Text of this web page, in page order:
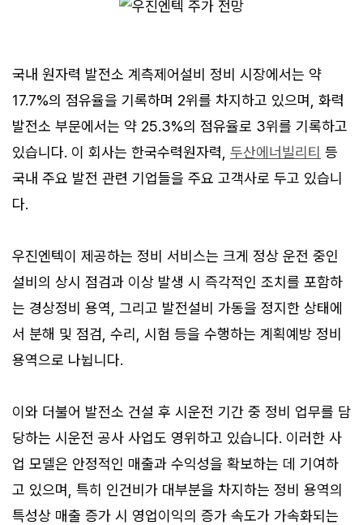
국내 원자력 발전소 계측제어설비 정비 시장에서는 약
17.7%의 점유율을 기록하며 2위를 차지하고 있으며, 화력
발전소 부문에서는 약 25.3%의 점유율로 3위를 기록하고
있습니다. 이 회사는 한국수력원자력, 두산에너빌리티 등
국내 주요 발전 관련 기업들을 주요 고객사로 두고 있습니
다.
우진엔텍이 제공하는 정비 서비스는 크게 정상 운전 중인
설비의 상시 점검과 이상 발생 시 즉각적인 조치를 포함하
는 경상정비 용역, 그리고 발전설비 가동을 정지한 상태에
서 분해 및 점검, 수리, 시험 등을 수행하는 계획예방 정비
용역으로 나뉩니다.
이와 더불어 발전소 건설 후 시운전 기간 중 정비 업무를 담
당하는 시운전 공사 사업도 영위하고 있습니다. 이러한 사
업 모델은 안정적인 매출과 수익성을 확보하는 데 기여하
고 있으며, 특히 인건비가 대부분을 차지하는 정비 용역의
특성상 매출 증가 시 영업이익의 증가 속도가 가속화되는